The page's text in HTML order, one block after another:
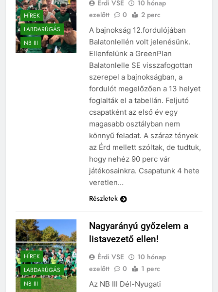
HÍREK
LABDARÚGÁS
NB III
Érdi VSE
10 hónap
ezelőtt
0 2 perc
A bajnokság 12.fordulójában
Balatonlellén volt jelenésünk.
Ellenfelünk a GreenPlan
Balatonlelle SE visszafogottan
szerepel a bajnokságban, a
fordulót megelőzően a 13 helyet
foglalták el a tabellán. Feljutó
csapatként az első év egy
magasabb osztályban nem
könnyű feladat. A száraz tények
az Érd mellett szóltak, de tudtuk,
hogy nehéz 90 perc vár
játékosainkra. Csapatunk 4 hete
veretlen…
Részletek
HÍREK
LABDARÚGÁS
NB III
Nagyarányú győzelem a
listavezető ellen!
Érdi VSE
10 hónap
ezelőtt
0 1 perc
Az NB III Dél-Nyugati